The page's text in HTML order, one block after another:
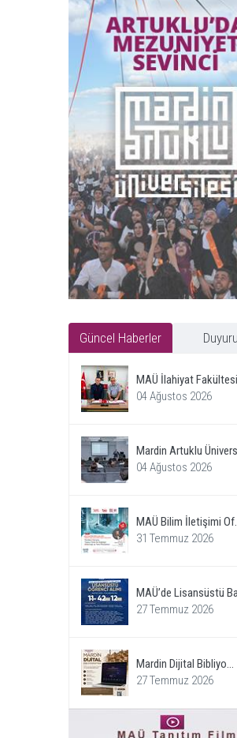
Güncel Haberler
MAÜ İlahiyat
04 Ağustos 2026
Mardin Artuklu
04 Ağustos 2026
MAÜ Bilim İletişimi
31 Temmuz 2026
MAÜ’de Lisansüstü
27 Temmuz 2026
Mardin Dijital Bibliyo...
27 Temmuz 2026